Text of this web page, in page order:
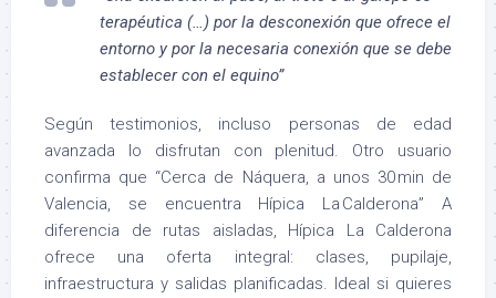
terapéutica (…) por la desconexión que ofrece el
entorno y por la necesaria conexión que se debe
establecer con el equino”
Según testimonios, incluso personas de edad
avanzada lo disfrutan con plenitud. Otro usuario
confirma que “Cerca de Náquera, a unos 30 min de
Valencia, se encuentra Hípica La Calderona”
A
diferencia de rutas aisladas, Hípica La Calderona
ofrece una oferta integral: clases, pupilaje,
infraestructura y salidas planificadas. Ideal si quieres